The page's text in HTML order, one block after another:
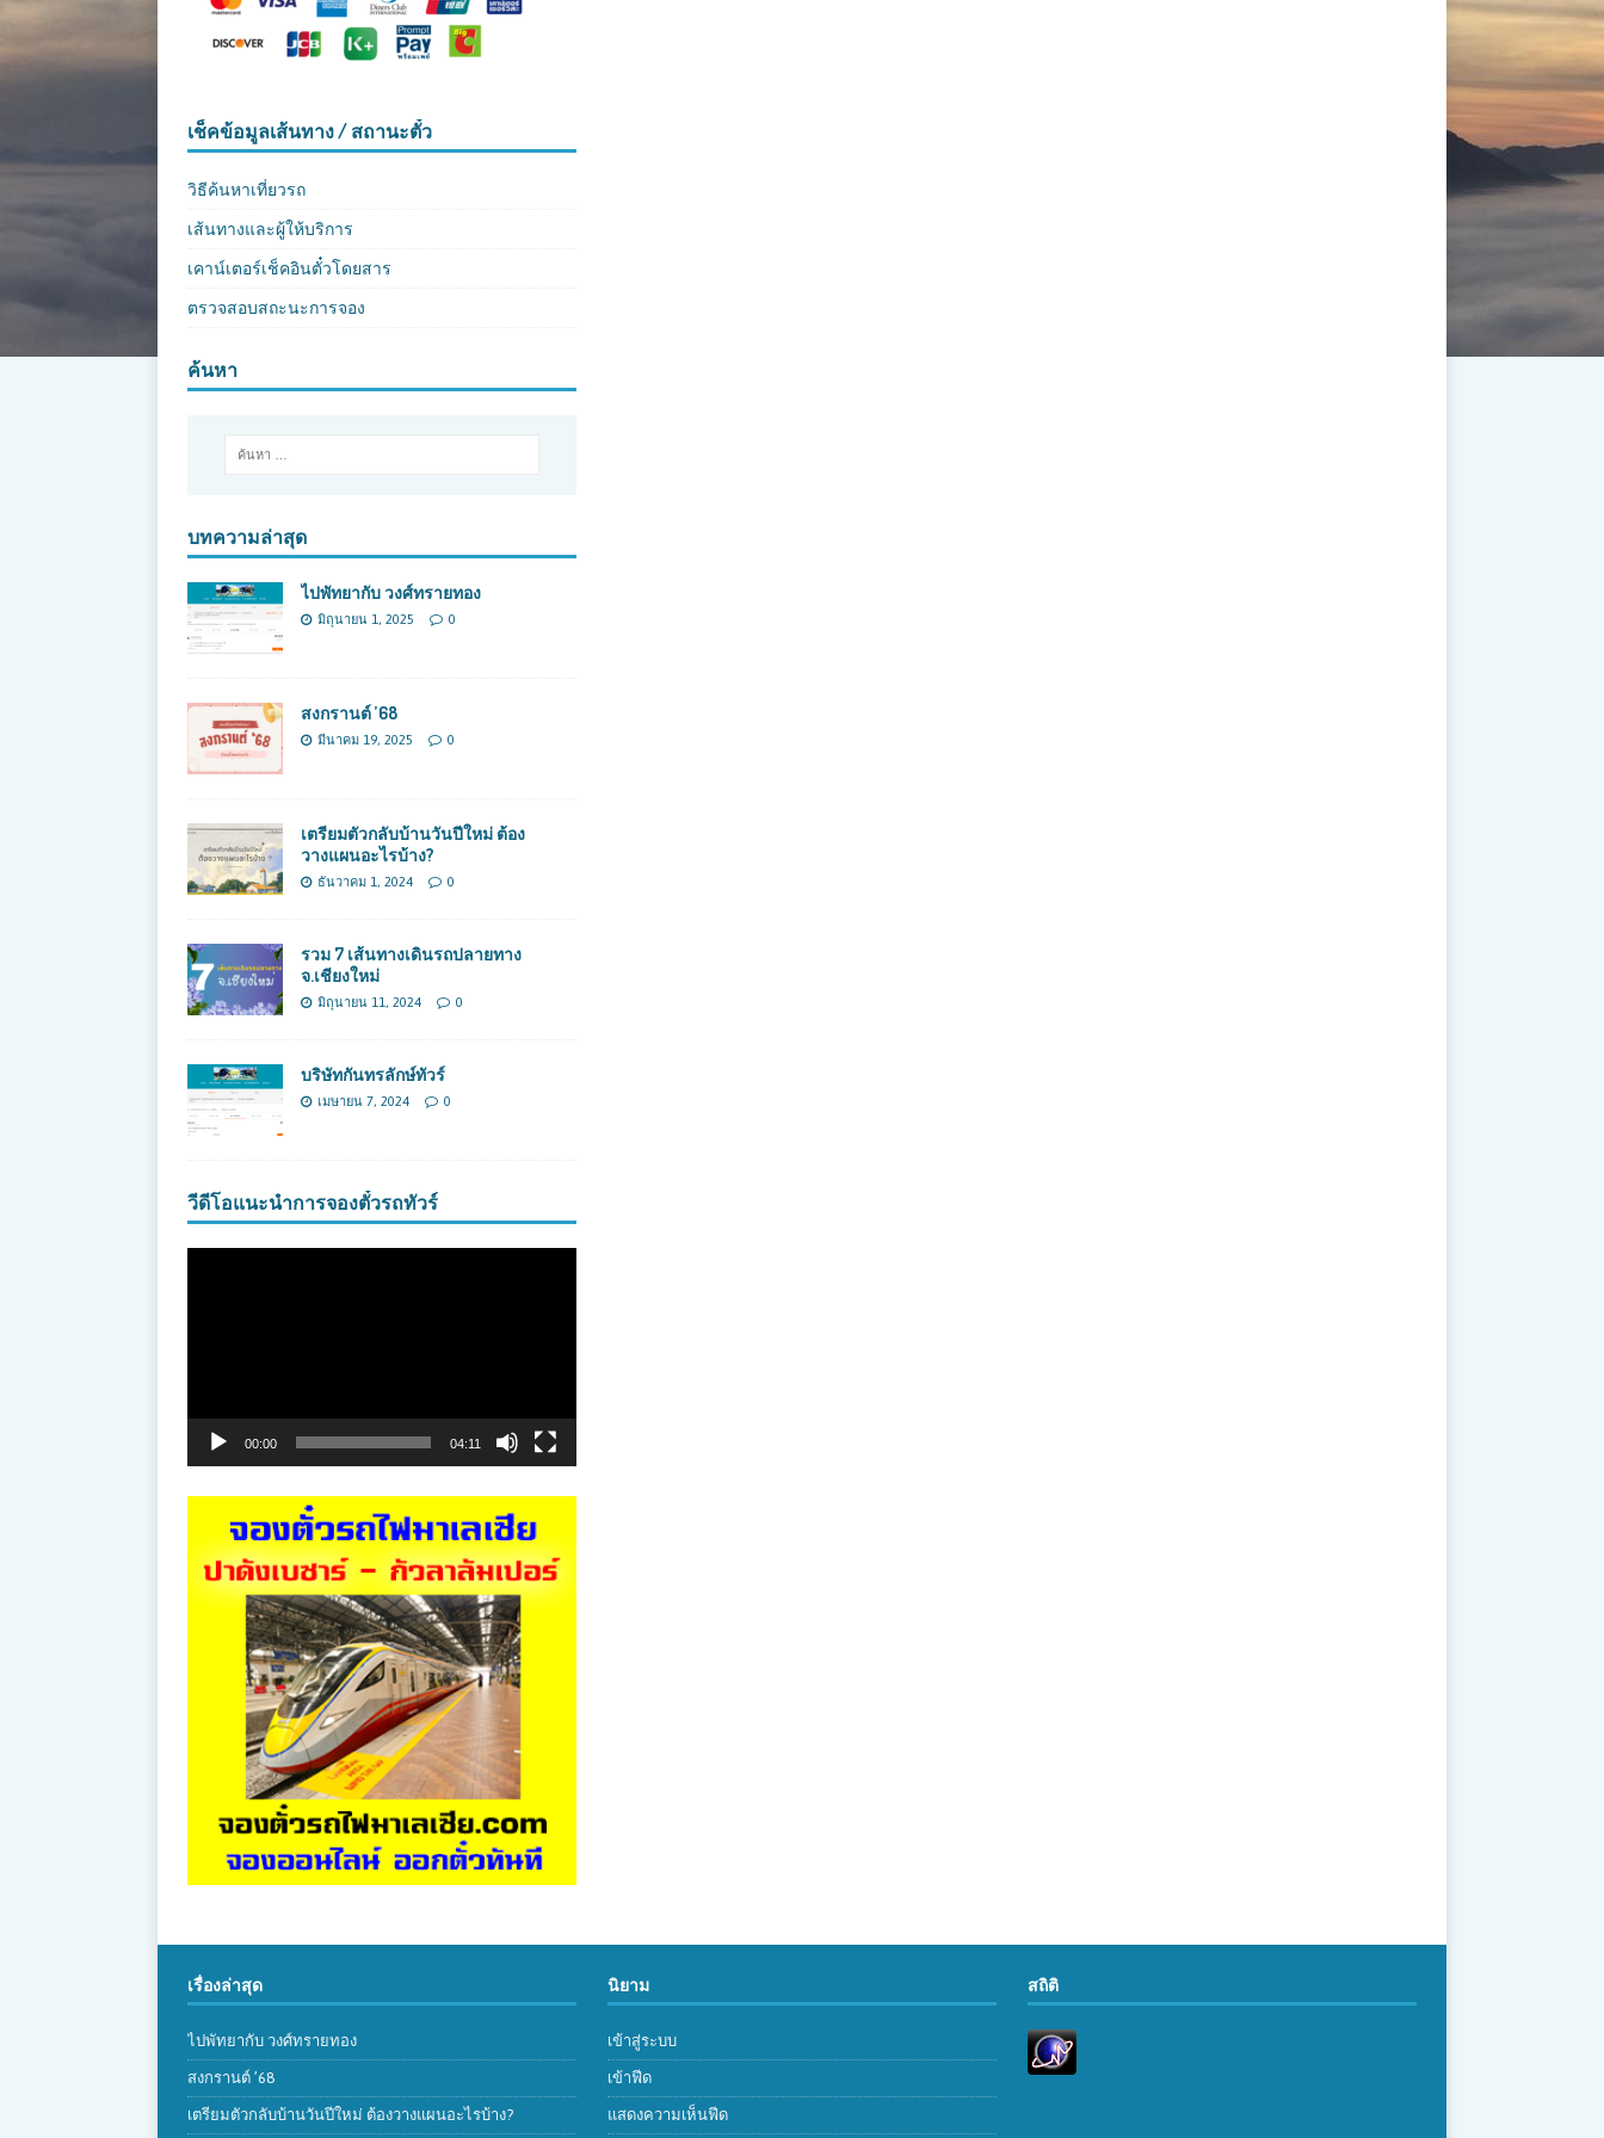
เช็คข้อมูลเส้นทาง / สถานะตั๋ว
วิธีค้นหาเที่ยวรถ
เส้นทางและผู้ให้บริการ
เคาน์เตอร์เช็คอินตั๋วโดยสาร
ตรวจสอบสถะนะการจอง
ค้นหา
บทความล่าสุด
ไปพัทยากับ วงศ์ทรายทอง
มิถุนายน 1, 2025 0
สงกรานต์ ’68
มีนาคม 19, 2025 0
เตรียมตัวกลับบ้านวันปีใหม่ ต้อง
วางแผนอะไรบ้าง?
ธันวาคม 1, 2024 0
รวม 7 เส้นทางเดินรถปลายทาง
จ.เชียงใหม่
มิถุนายน 11, 2024 0
บริษัทกันทรลักษ์ทัวร์
เมษายน 7, 2024 0
วีดีโอแนะนำการจองตั๋วรถทัวร์
00:00 04:11
เรื่องล่าสุด
ไปพัทยากับ วงศ์ทรายทอง
สงกรานต์ ’68
เตรียมตัวกลับบ้านวันปีใหม่ ต้องวางแผนอะไรบ้าง?
นิยาม
เข้าสู่ระบบ
เข้าฟีด
แสดงความเห็นฟีด
สถิติ